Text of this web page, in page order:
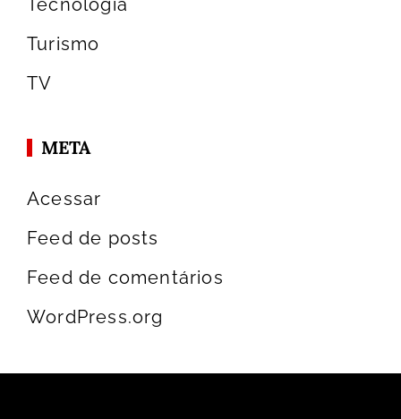
Tecnologia
Turismo
TV
META
Acessar
Feed de posts
Feed de comentários
WordPress.org